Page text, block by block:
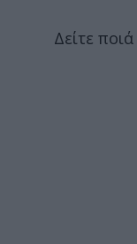
Δείτε ποιά